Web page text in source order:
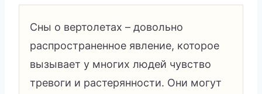
Сны о вертолетах – довольно
распространенное явление, которое
вызывает у многих людей чувство
тревоги и растерянности. Они могут